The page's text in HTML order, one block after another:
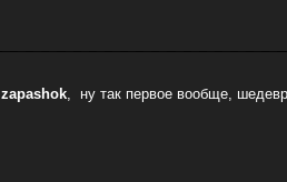
zapashok, ну так первое вообще,